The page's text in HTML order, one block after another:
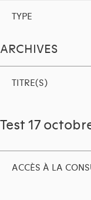
TYPE
ARCHIVES
TITRE(S)
Test 17
ACCÈS À LA